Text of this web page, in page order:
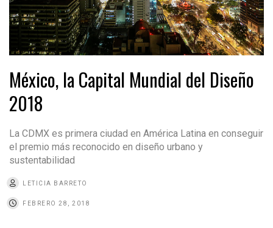
México, la Capital Mundial del Diseño
2018
La CDMX es primera ciudad en América Latina en conseguir
el premio más reconocido en diseño urbano y
sustentabilidad
LETICIA BARRETO
FEBRERO 28, 2018